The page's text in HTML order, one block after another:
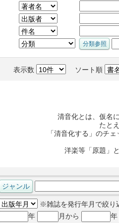
表示数 ソート順
清音化とは、仮名
たと
「清音化する」のチ
洋楽等「原題」
※雑誌を発行年月で絞り
年
月から 年